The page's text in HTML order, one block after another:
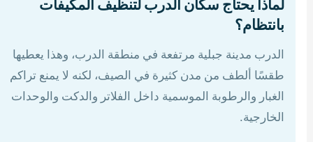
لماذا يحتاج سكان الدرب لتنظيف المكيفات
بانتظام؟
الدرب مدينة جبلية مرتفعة في منطقة الدرب، وهذا يعطيها
طقسًا ألطف من مدن كثيرة في الصيف، لكنه لا يمنع تراكم
الغبار والرطوبة الموسمية داخل الفلاتر والدكت والوحدات
الخارجية.